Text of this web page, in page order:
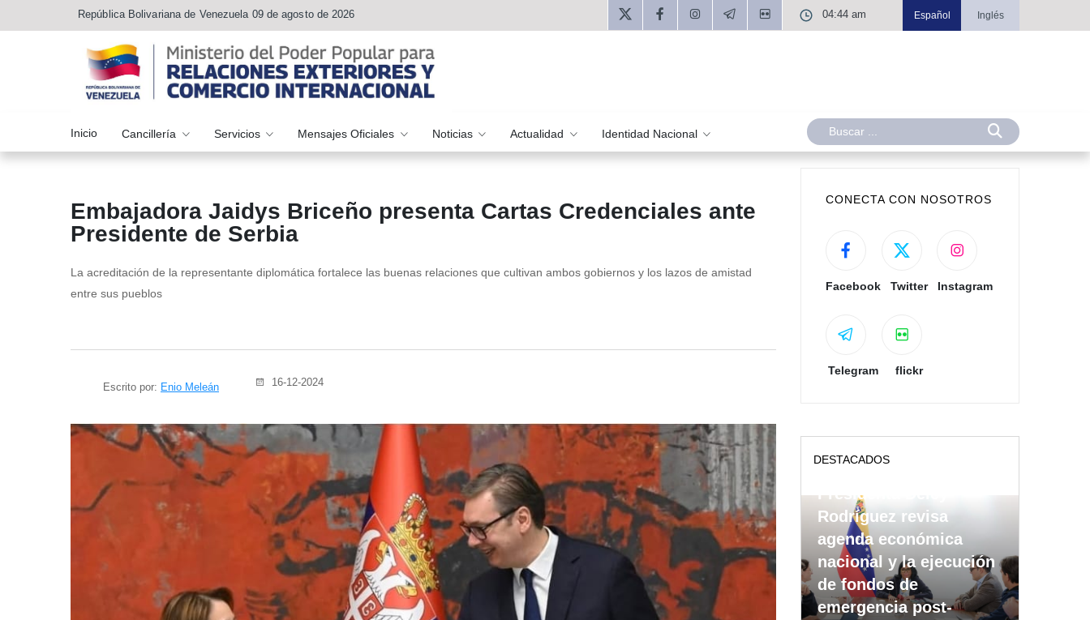
República Bolivariana de Venezuela 09 de agosto de 2026 04:44 am Español Inglés
Inicio Cancillería Servicios Mensajes Oficiales Noticias Actualidad Identidad Nacional
Embajadora Jaidys Briceño presenta Cartas Credenciales ante
Presidente de Serbia
La acreditación de la representante diplomática fortalece las buenas relaciones que cultivan ambos gobiernos y los lazos de amistad
entre sus pueblos
Escrito por: Enio Meleán 16-12-2024
CONECTA CON NOSOTROS
Facebook Twitter Instagram
Telegram flickr
DESTACADOS
Presidenta Delcy
Rodríguez revisa
agenda económica
nacional y la ejecución
de fondos de
emergencia post-